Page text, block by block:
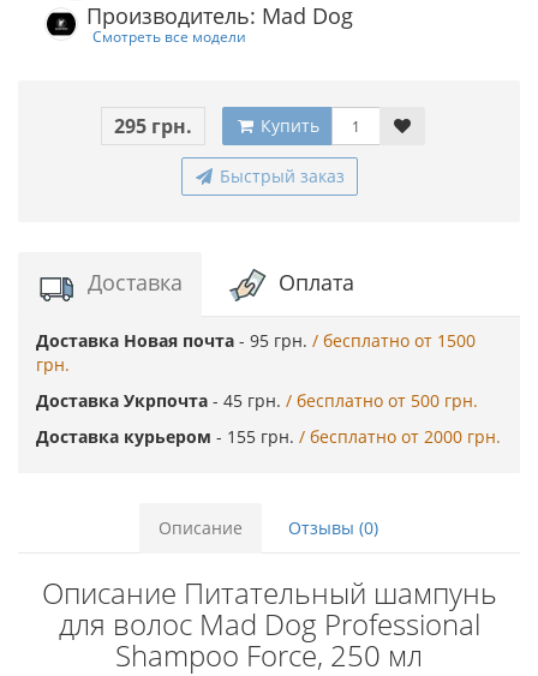
Производитель: Mad Dog
Смотреть все модели
295 грн. Купить
Быстрый заказ
Доставка Оплата
Доставка Новая почта - 95 грн. / бесплатно от 1500
грн.
Доставка Укрпочта - 45 грн. / бесплатно от 500 грн.
Доставка курьером - 155 грн. / бесплатно от 2000 грн.
Описание Отзывы (0)
Описание Питательный шампунь
для волос Mad Dog Professional
Shampoo Force, 250 мл